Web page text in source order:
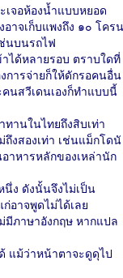
เจอห้องน้ำแบบหยอด
าจเก็บแพงถึง ๑๐ โครน
นบนรถไฟ
ได้หลายรอบ ตราบใดที่
การจ่ายก็ให้ดักรอคนอื่น
คนสวีเดนเองก็ทำแบบนี้
ทานในไทยถึงสิบเท่า
ถึงสองเท่า เช่นแม็กโดนั
าหารหลักของเหล่านัก
ง ดังนั้นจึงไม่เป็น
อาจพูดไม่ได้เลย
มีภาษาอังกฤษ หากแปล
แม้ว่าหน้าตาจะดูดุไป